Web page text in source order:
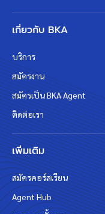
เกี่ยวกับ BKA
บริการ
สมัครงาน
สมัครเป็น BKA Agent
ติดต่อเรา
เพิ่มเติม
สมัครคอร์สเรียน
Agent Hub